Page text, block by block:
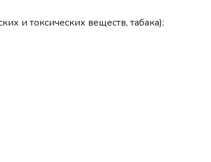
и токсических веществ, табака);